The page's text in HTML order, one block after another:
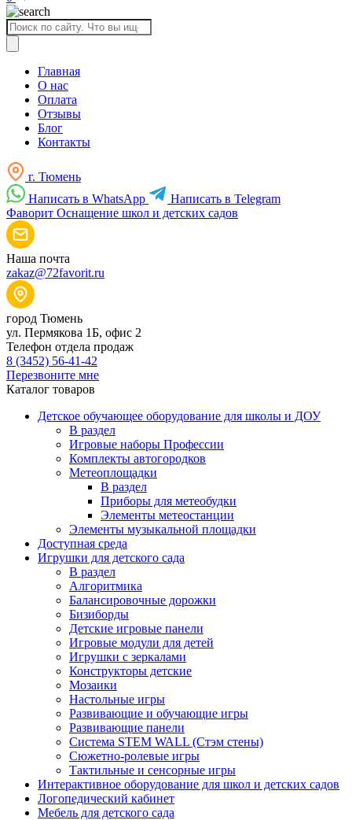
Поиск
товаров
Главная
О нас
Оплата
Отзывы
Блог
Контакты
г. Тюмень
Написать в WhatsApp
Написать в Telegram
Фаворит Оснащение школ и детских садов
Наша почта
zakaz@72favorit.ru
город Тюмень
ул. Пермякова 1Б, офис 2
Телефон отдела продаж
8 (3452) 56-41-42
Перезвоните мне
Каталог товаров
Детское обучающее оборудование для школы и ДОУ
В раздел
Игровые наборы Профессии
Комплекты автогородков
Метеоплощадки
В раздел
Приборы для метеобудки
Элементы метеостанции
Элементы музыкальной площадки
Доступная среда
Игрушки для детского сада
В раздел
Алгоритмика
Балансировочные дорожки
Бизиборды
Детские игровые панели
Игровые модули для детей
Игрушки с зеркалами
Конструкторы детские
Мозаики
Настольные игры
Развивающие и обучающие игры
Развивающие панели
Система STEM WALL (Cтэм стены)
Сюжетно-ролевые игры
Тактильные и сенсорные игры
Интерактивное оборудование для школ и детских садов
Логопедический кабинет
Мебель для детского сада